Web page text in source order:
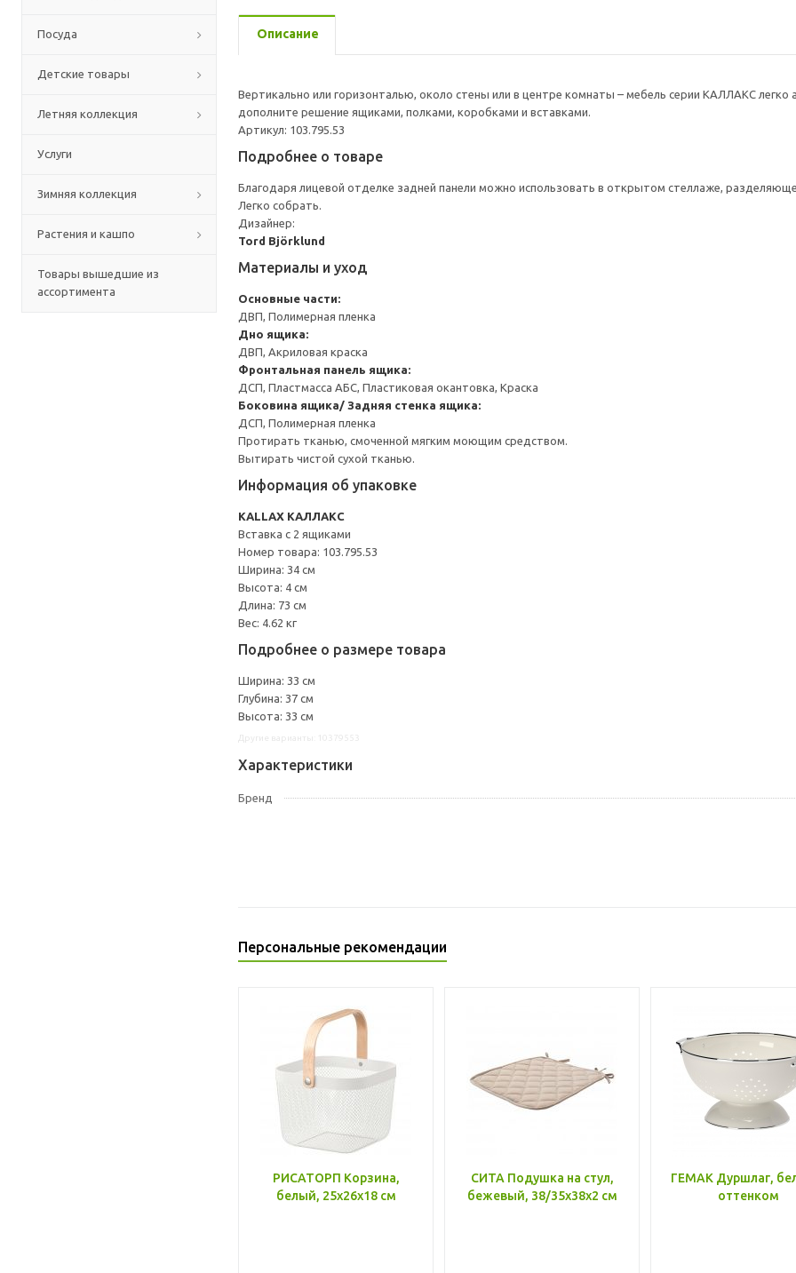
Посуда
Детские товары
Летняя коллекция
Услуги
Зимняя коллекция
Растения и кашпо
Товары вышедшие из
ассортимента
Описание
Вертикально или горизонталью, около стены или в центре комнаты – мебель серии КАЛЛАКС
дополните решение ящиками, полками, коробками и вставками.
Артикул: 103.795.53
Подробнее о товаре
Благодаря лицевой отделке задней панели можно использовать в открытом стеллаже,
Легко собрать.
Дизайнер:
Tord Björklund
Материалы и уход
Основные части:
ДВП, Полимерная пленка
Дно ящика:
ДВП, Акриловая краска
Фронтальная панель ящика:
ДСП, Пластмасса АБС, Пластиковая окантовка, Краска
Боковина ящика/ Задняя стенка ящика:
ДСП, Полимерная пленка
Протирать тканью, смоченной мягким моющим средством.
Вытирать чистой сухой тканью.
Информация об упаковке
KALLAX КАЛЛАКС
Вставка с 2 ящиками
Номер товара: 103.795.53
Ширина: 34 см
Высота: 4 см
Длина: 73 см
Вес: 4.62 кг
Подробнее о размере товара
Ширина: 33 см
Глубина: 37 см
Высота: 33 см
Характеристики
Бренд
Персональные рекомендации
РИСАТОРП Корзина,
белый, 25x26x18 см
СИТА Подушка на стул,
бежевый, 38/35x38x2 см
ГЕМАК Дуршлаг,
оттенком